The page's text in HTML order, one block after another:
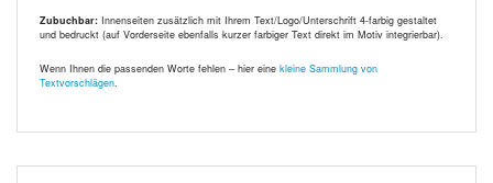
Zubuchbar: Innenseiten zusätzlich mit Ihrem Text/Logo/Unterschrift 4-farbig gestaltet
und bedruckt (auf Vorderseite ebenfalls kurzer farbiger Text direkt im Motiv integrierbar).
Wenn Ihnen die passenden Worte fehlen – hier eine kleine Sammlung von
Textvorschlägen